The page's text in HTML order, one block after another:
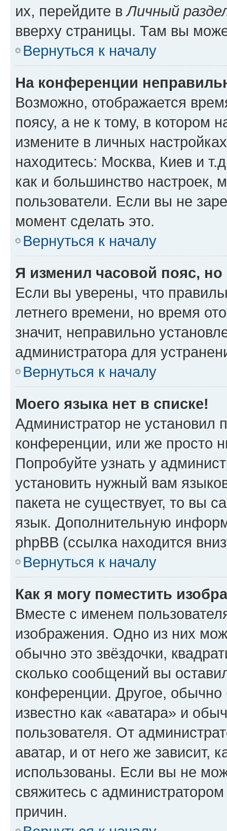
их, перейдите вЛичный
вверху страницы. Там вы
Вернуться к началу
На конференции
Возможно, отображается
поясу, а не к тому, в котором
измените в личных
находитесь: Москва, Киев и
как и большинство настроек,
пользователи. Если вы не
момент сделать это.
Вернуться к началу
Я изменил часовой пояс,
Если вы уверены, что
летнего времени, но время
значит, неправильно
администратора для
Вернуться к началу
Моего языка нет в списке!
Администратор не установил
конференции, или же просто
Попробуйте узнать у
установить нужный вам
пакета не существует, то вы
язык. Дополнительную
phpBB (ссылка находится
Вернуться к началу
Как я могу поместить
Вместе с именем
изображения. Одно из них
обычно это звёздочки,
сколько сообщений вы
конференции. Другое,
известно как «аватара» и
пользователя. От
аватар, и от него же зависит,
использованы. Если вы не
свяжитесь с
причин.